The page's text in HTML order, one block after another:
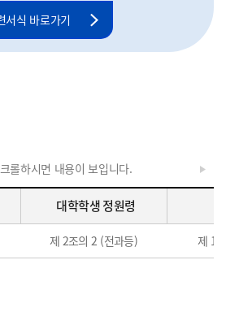
서식 바로가기
롤하시면 내용이 보입니다.
대학학생 정원령
제 2조의 2 (전과등) 제 16